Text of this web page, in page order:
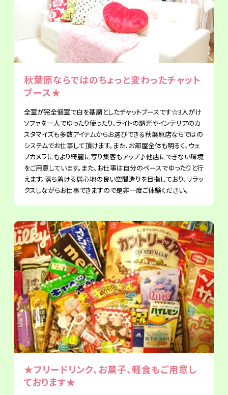
秋葉原ならではのちょっと変わったチャット
ブース★
全室が完全個室で白を基調としたチャットブースです☆3人がけ
ソファを一人でゆったり使ったり、ライトの調光やインテリアのカ
スタマイズも多数アイテムからお選びできる秋葉原店ならではの
システムでお仕事して頂けます。また、お部屋全体も明るく、ウェ
ブカメラにもより綺麗に写り集客もアップ♪他店にできない環境
をご用意しています。また、お仕事は自分のペースでゆったりと行
えます。落ち着ける居心地の良い空間造りを目指しており、リラッ
クスしながらお仕事できますので是非一度ご体験ください。
★フリードリンク、お菓子、軽食もご用意し
ております★